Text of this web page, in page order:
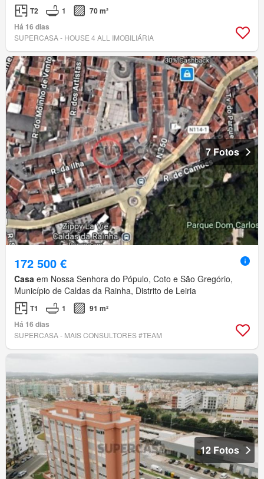
T2 1
70 m²
Há 16 dias
SUPERCASA - HOUSE 4 ALL IMOBILIÁRIA
7 Fotos
172 500 €
Casa em Nossa Senhora do Pópulo, Coto e São Gregório,
Município de Caldas da Rainha, Distrito de Leiria
T1 1
91 m²
Há 16 dias
SUPERCASA - MAIS CONSULTORES #TEAM
12 Fotos